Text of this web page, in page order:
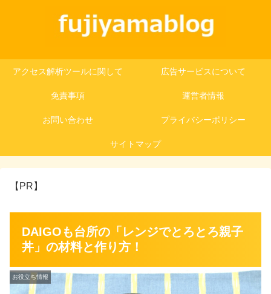
アクセス解析ツールに関して 広告サービスについて
免責事項 運営者情報
お問い合わせ プライバシーポリシー
サイトマップ
【PR】
DAIGOも台所の「レンジでとろとろ親子
丼」の材料と作り方！
お役立ち情報